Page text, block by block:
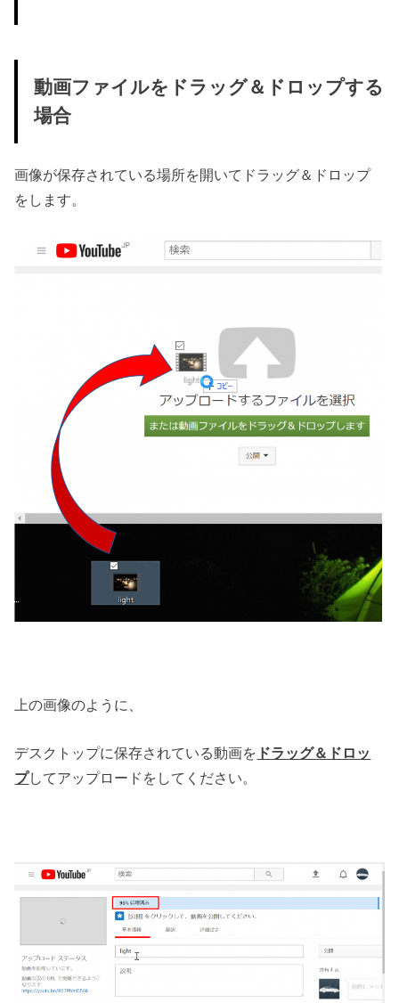
動画ファイルをドラッグ＆ドロップする
場合
画像が保存されている場所を開いてドラッグ＆ドロップ
をします。
上の画像のように、
デスクトップに保存されている動画を ドラッグ＆ドロッ
プしてアップロードをしてください。